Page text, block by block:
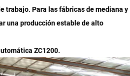
trabajo. Para las fábricas de mediana y
una producción estable de alto
ZC1200.